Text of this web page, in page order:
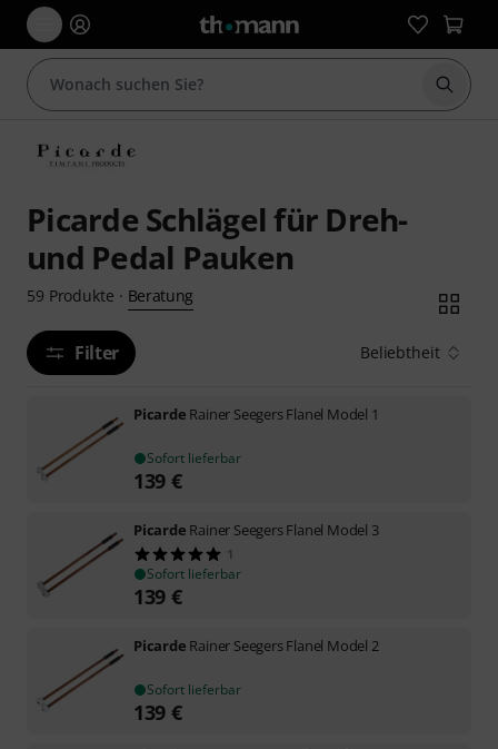
Suche
Picarde Schlägel für Dreh-
und Pedal Pauken
59 Produkte · Beratung
Filter Beliebtheit
Picarde Rainer Seegers Flanel Model 1
Sofort lieferbar
139 €
Picarde Rainer Seegers Flanel Model 3
1
Sofort lieferbar
139 €
Picarde Rainer Seegers Flanel Model 2
Sofort lieferbar
139 €